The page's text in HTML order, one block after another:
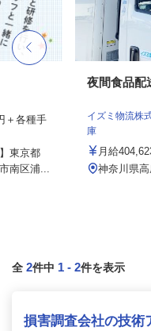
＋各種手
東京都
南区浦...
夜間食品配
イズミ物流
庫
月給
神奈川県
全 2件中 1 - 2件を表示
損害調査会社の技術